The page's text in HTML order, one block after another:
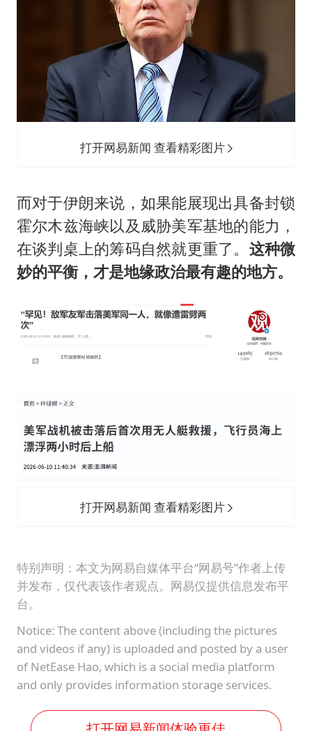
打开网易新闻 查看精彩图片
而对于伊朗来说，如果能展现出具备封锁
霍尔木兹海峡以及威胁美军基地的能力，
在谈判桌上的筹码自然就更重了。 这种微
妙的平衡，才是地缘政治最有趣的地方。
打开网易新闻 查看精彩图片
特别声明：本文为网易自媒体平台“网易号”作者上传
并发布，仅代表该作者观点。网易仅提供信息发布平
台。
Notice: The content above (including the pictures
and videos if any) is uploaded and posted by a user
of NetEase Hao, which is a social media platform
and only provides information storage services.